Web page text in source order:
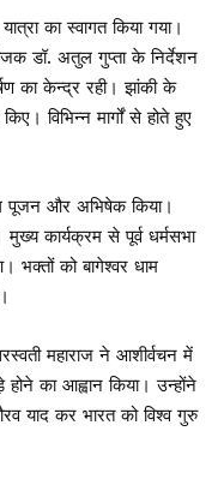
का स्वागत किया गया।
डॉ. अतुल गुप्ता के निर्देशन
का केन्द्र रही। झांकी के
विभिन्न मार्गों से होते हुए
पूजन और अभिषेक किया।
कार्यक्रम से पूर्व धर्मसभा
भक्तों को बागेश्वर धाम
महाराज ने आशीर्वचन में
का आह्वान किया। उन्होंने
याद कर भारत को विश्व गुरु